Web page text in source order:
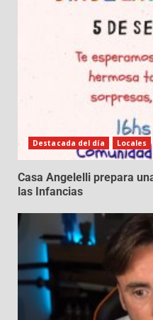
Destacada del día Locales
Casa Angelelli prepara
las Infancias